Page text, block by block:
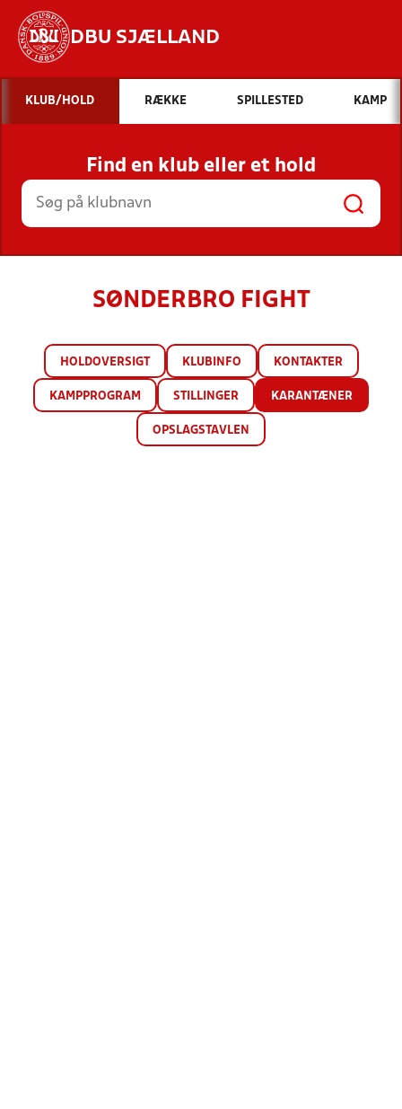
DBU SJÆLLAND
Hvad vil du søge efter?
INDHOLD OG NYHEDER
STILLINGER, RESULTATER, KLUBBER OG
HOLD
KLUB/HOLD RÆKKE SPILLESTED KAMP
Find en klub eller et hold
SØNDERBRO FIGHT
HOLDOVERSIGT KLUBINFO KONTAKTER
KAMPPROGRAM STILLINGER KARANTÆNER
OPSLAGSTAVLEN